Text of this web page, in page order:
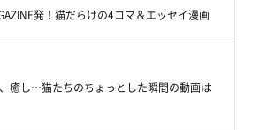
発！猫だらけの4コマ＆エッセイ漫画
癒し…猫たちのちょっとした瞬間の動画は